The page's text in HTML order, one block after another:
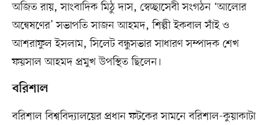
অজিত রায়, সাংবাদিক মিঠু দাস, স্বেচ্ছাসেবী সংগঠন ‘আলোর
অন্বেষণের’ সভাপতি সাজন আহমদ, শিল্পী ইকবাল সাঁই ও
আশরাফুল ইসলাম, সিলেট বন্ধুসভার সাধারণ সম্পাদক শেখ
ফয়সাল আহমদ প্রমুখ উপস্থিত ছিলেন।
বরিশাল
বরিশাল বিশ্ববিদ্যালয়ের প্রধান ফটকের সামনে বরিশাল-কুয়াকাটা